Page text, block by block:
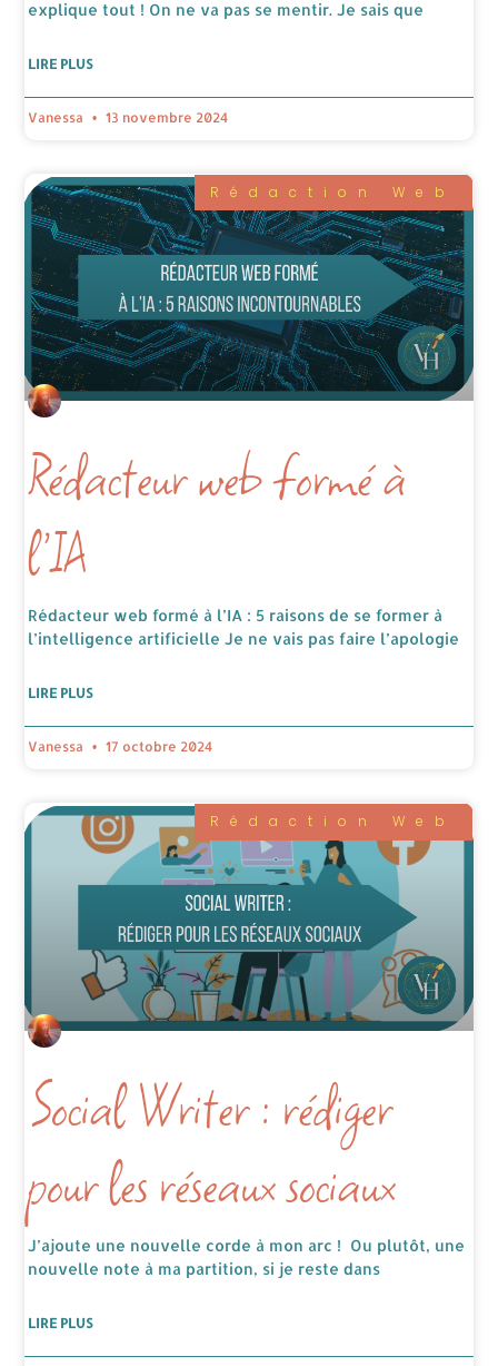
explique tout ! On ne va pas se mentir. Je sais que
LIRE PLUS
Vanessa 13 novembre 2024
Rédaction Web
Rédacteur web formé à
l’IA
Rédacteur web formé à l’IA : 5 raisons de se former à
l’intelligence artificielle Je ne vais pas faire l’apologie
LIRE PLUS
Vanessa 17 octobre 2024
Rédaction Web
Social Writer : rédiger
pour les réseaux sociaux
J’ajoute une nouvelle corde à mon arc ! Ou plutôt, une
nouvelle note à ma partition, si je reste dans
LIRE PLUS